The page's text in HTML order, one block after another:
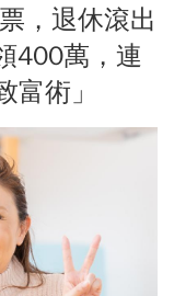
，退休滾出
400萬，連
富術」